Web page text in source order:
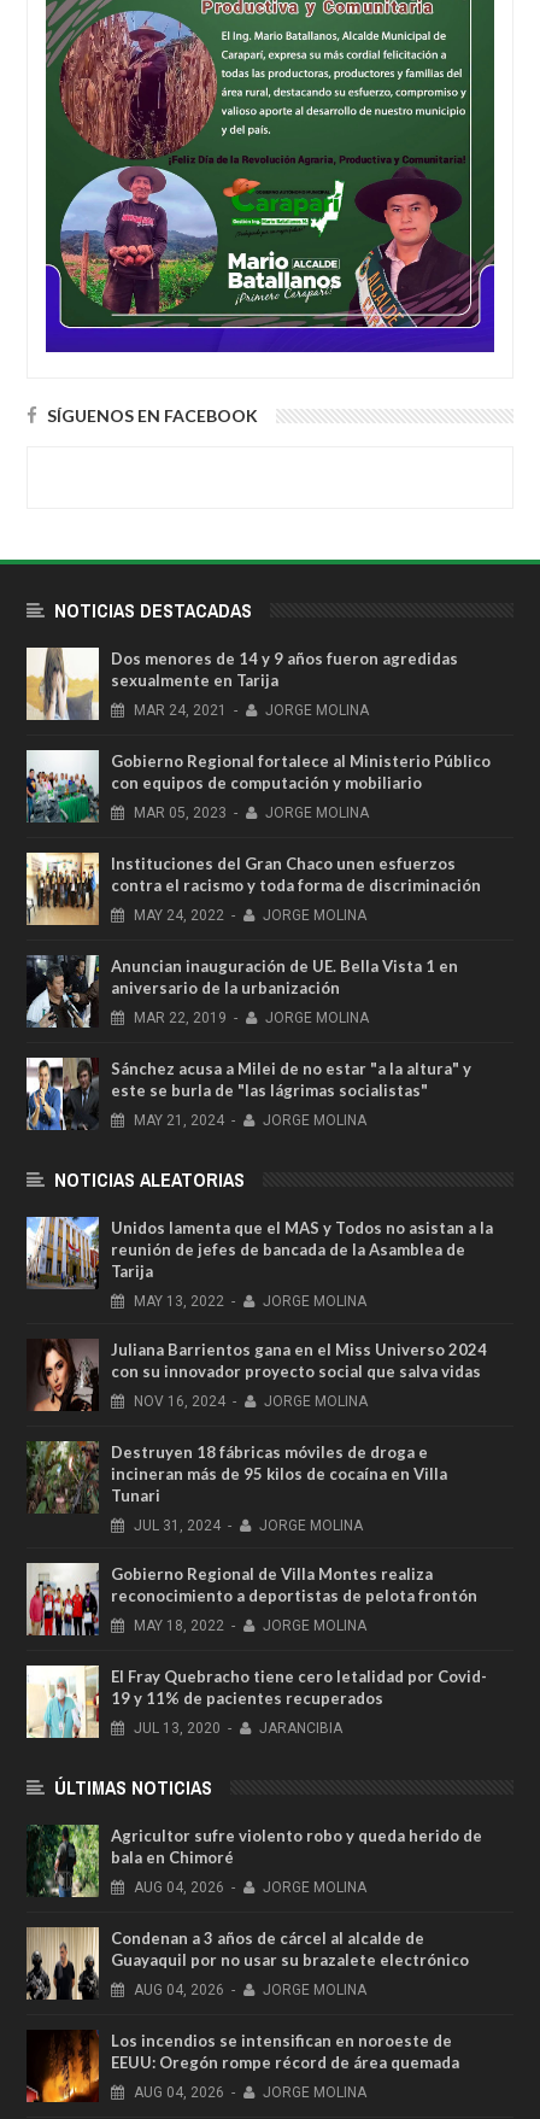
SÍGUENOS EN FACEBOOK
NOTICIAS DESTACADAS
Dos menores de 14 y 9 años fueron agredidas
sexualmente en Tarija
MAR 24, 2021 - JORGE MOLINA
Gobierno Regional fortalece al Ministerio Público
con equipos de computación y mobiliario
MAR 05, 2023 - JORGE MOLINA
Instituciones del Gran Chaco unen esfuerzos
contra el racismo y toda forma de discriminación
MAY 24, 2022 - JORGE MOLINA
Anuncian inauguración de UE. Bella Vista 1 en
aniversario de la urbanización
MAR 22, 2019 - JORGE MOLINA
Sánchez acusa a Milei de no estar "a la altura" y
este se burla de "las lágrimas socialistas"
MAY 21, 2024 - JORGE MOLINA
NOTICIAS ALEATORIAS
Unidos lamenta que el MAS y Todos no asistan a la
reunión de jefes de bancada de la Asamblea de
Tarija
MAY 13, 2022 - JORGE MOLINA
Juliana Barrientos gana en el Miss Universo 2024
con su innovador proyecto social que salva vidas
NOV 16, 2024 - JORGE MOLINA
Destruyen 18 fábricas móviles de droga e
incineran más de 95 kilos de cocaína en Villa
Tunari
JUL 31, 2024 - JORGE MOLINA
Gobierno Regional de Villa Montes realiza
reconocimiento a deportistas de pelota frontón
MAY 18, 2022 - JORGE MOLINA
El Fray Quebracho tiene cero letalidad por Covid-
19 y 11% de pacientes recuperados
JUL 13, 2020 - JARANCIBIA
ÚLTIMAS NOTICIAS
Agricultor sufre violento robo y queda herido de
bala en Chimoré
AUG 04, 2026 - JORGE MOLINA
Condenan a 3 años de cárcel al alcalde de
Guayaquil por no usar su brazalete electrónico
AUG 04, 2026 - JORGE MOLINA
Los incendios se intensifican en noroeste de
EEUU: Oregón rompe récord de área quemada
AUG 04, 2026 - JORGE MOLINA